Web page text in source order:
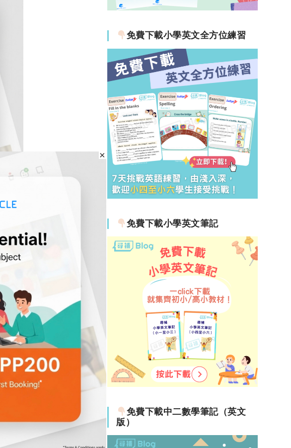
小學都是一樣，之
其實坊間有很多簡
免費下載小學英文全方位練習
免費下載小學英文筆記
免費下載中二數學筆記（英文
版）